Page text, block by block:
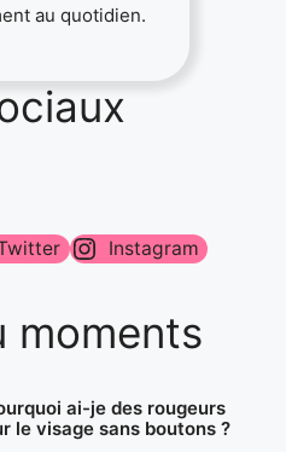
au quotidien.
Instagram
moments
ai-je des rougeurs
le visage sans boutons ?